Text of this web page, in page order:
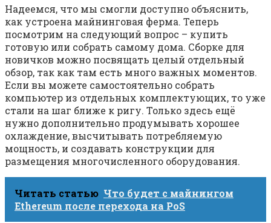
Надеемся, что мы смогли доступно объяснить,
как устроена майнинговая ферма. Теперь
посмотрим на следующий вопрос – купить
готовую или собрать самому дома. Сборке для
новичков можно посвящать целый отдельный
обзор, так как там есть много важных моментов.
Если вы можете самостоятельно собрать
компьютер из отдельных комплектующих, то уже
стали на шаг ближе к ригу. Только здесь ещё
нужно дополнительно продумывать хорошее
охлаждение, высчитывать потребляемую
мощность, и создавать конструкции для
размещения многочисленного оборудования.
Читать статью Что будет с майнингом
Ethereum после перехода на PoS